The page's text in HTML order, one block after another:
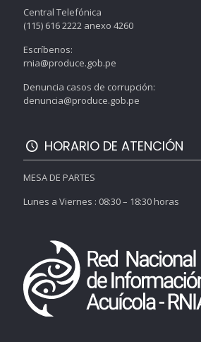
Central Telefónica
(115) 616 2222 anexo 4260
Escríbenos:
rnia@produce.gob.pe
Denuncia casos de corrupción:
denuncia@produce.gob.pe
HORARIO DE ATENCIÓN
MESA DE PARTES
Lunes a Viernes : 08:30 – 18:30 horas